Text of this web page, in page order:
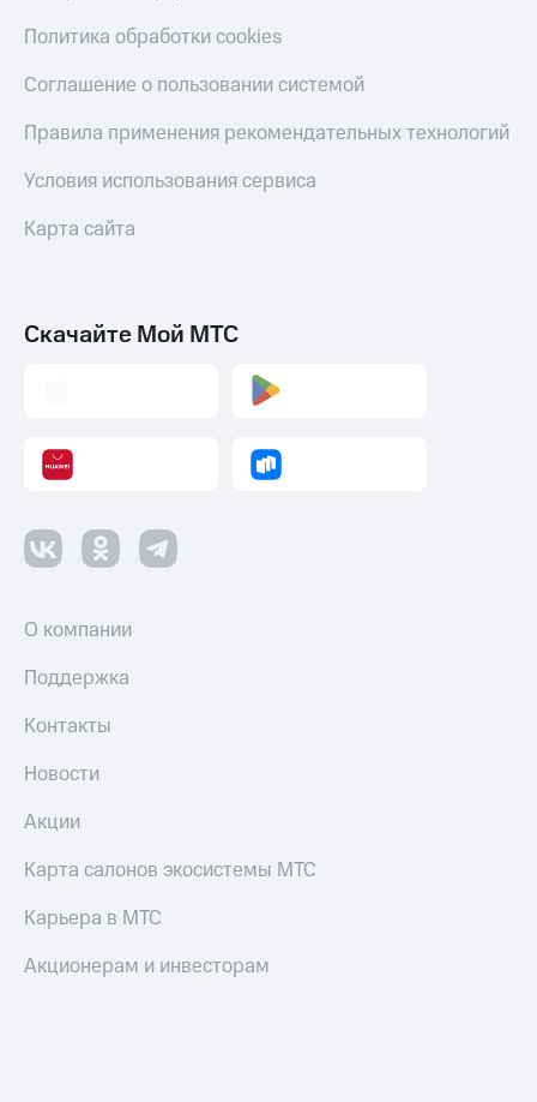
Политика обработки cookies
Соглашение о пользовании системой
Правила применения рекомендательных технологий
Условия использования сервиса
Карта сайта
Скачайте Мой МТС
О компании
Поддержка
Контакты
Новости
Акции
Карта салонов экосистемы МТС
Карьера в МТС
Акционерам и инвесторам